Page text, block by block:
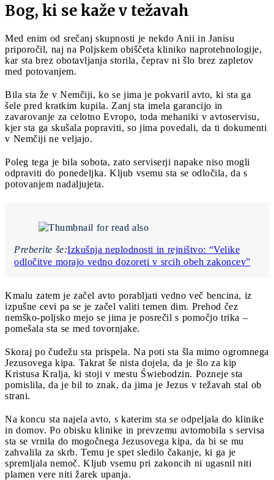
Bog, ki se kaže v težavah
Med enim od srečanj skupnosti je nekdo Anii in Janisu
priporočil, naj na Poljskem obiščeta kliniko naprotehnologije,
kar sta brez obotavljanja storila, čeprav ni šlo brez zapletov
med potovanjem.
Bila sta že v Nemčiji, ko se jima je pokvaril avto, ki sta ga
šele pred kratkim kupila. Zanj sta imela garancijo in
zavarovanje za celotno Evropo, toda mehaniki v avtoservisu,
kjer sta ga skušala popraviti, so jima povedali, da ti dokumenti
v Nemčiji ne veljajo.
Poleg tega je bila sobota, zato serviserji napake niso mogli
odpraviti do ponedeljka. Kljub vsemu sta se odločila, da s
potovanjem nadaljujeta.
Preberite še:Izkušnja neplodnosti in rejništvo: “Velike
odločitve morajo vedno dozoreti v srcih obeh zakoncev”
Kmalu zatem je začel avto porabljati vedno več bencina, iz
izpušne cevi pa se je začel valiti temen dim. Prehod čez
nemško-poljsko mejo se jima je posrečil s pomočjo trika –
pomešala sta se med tovornjake.
Skoraj po čudežu sta prispela. Na poti sta šla mimo ogromnega
Jezusovega kipa. Takrat še nista dojela, da je šlo za kip
Kristusa Kralja, ki stoji v mestu Świebodzin. Pozneje sta
pomislila, da je bil to znak, da jima je Jezus v težavah stal ob
strani.
Na koncu sta najela avto, s katerim sta se odpeljala do klinike
in domov. Po obisku klinike in prevzemu avtomobila s servisa
sta se vrnila do mogočnega Jezusovega kipa, da bi se mu
zahvalila za skrb. Temu je spet sledilo čakanje, ki ga je
spremljala nemoč. Kljub vsemu pri zakoncih ni ugasnil niti
plamen vere niti žarek upanja.